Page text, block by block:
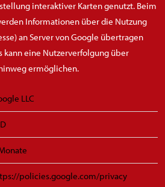
interaktiver Karten genutzt. Beim
Informationen über die Nutzung
an Server von Google übertragen
kann eine Nutzerverfolgung über
ermöglichen.
LLC
policies.google.com/privacy